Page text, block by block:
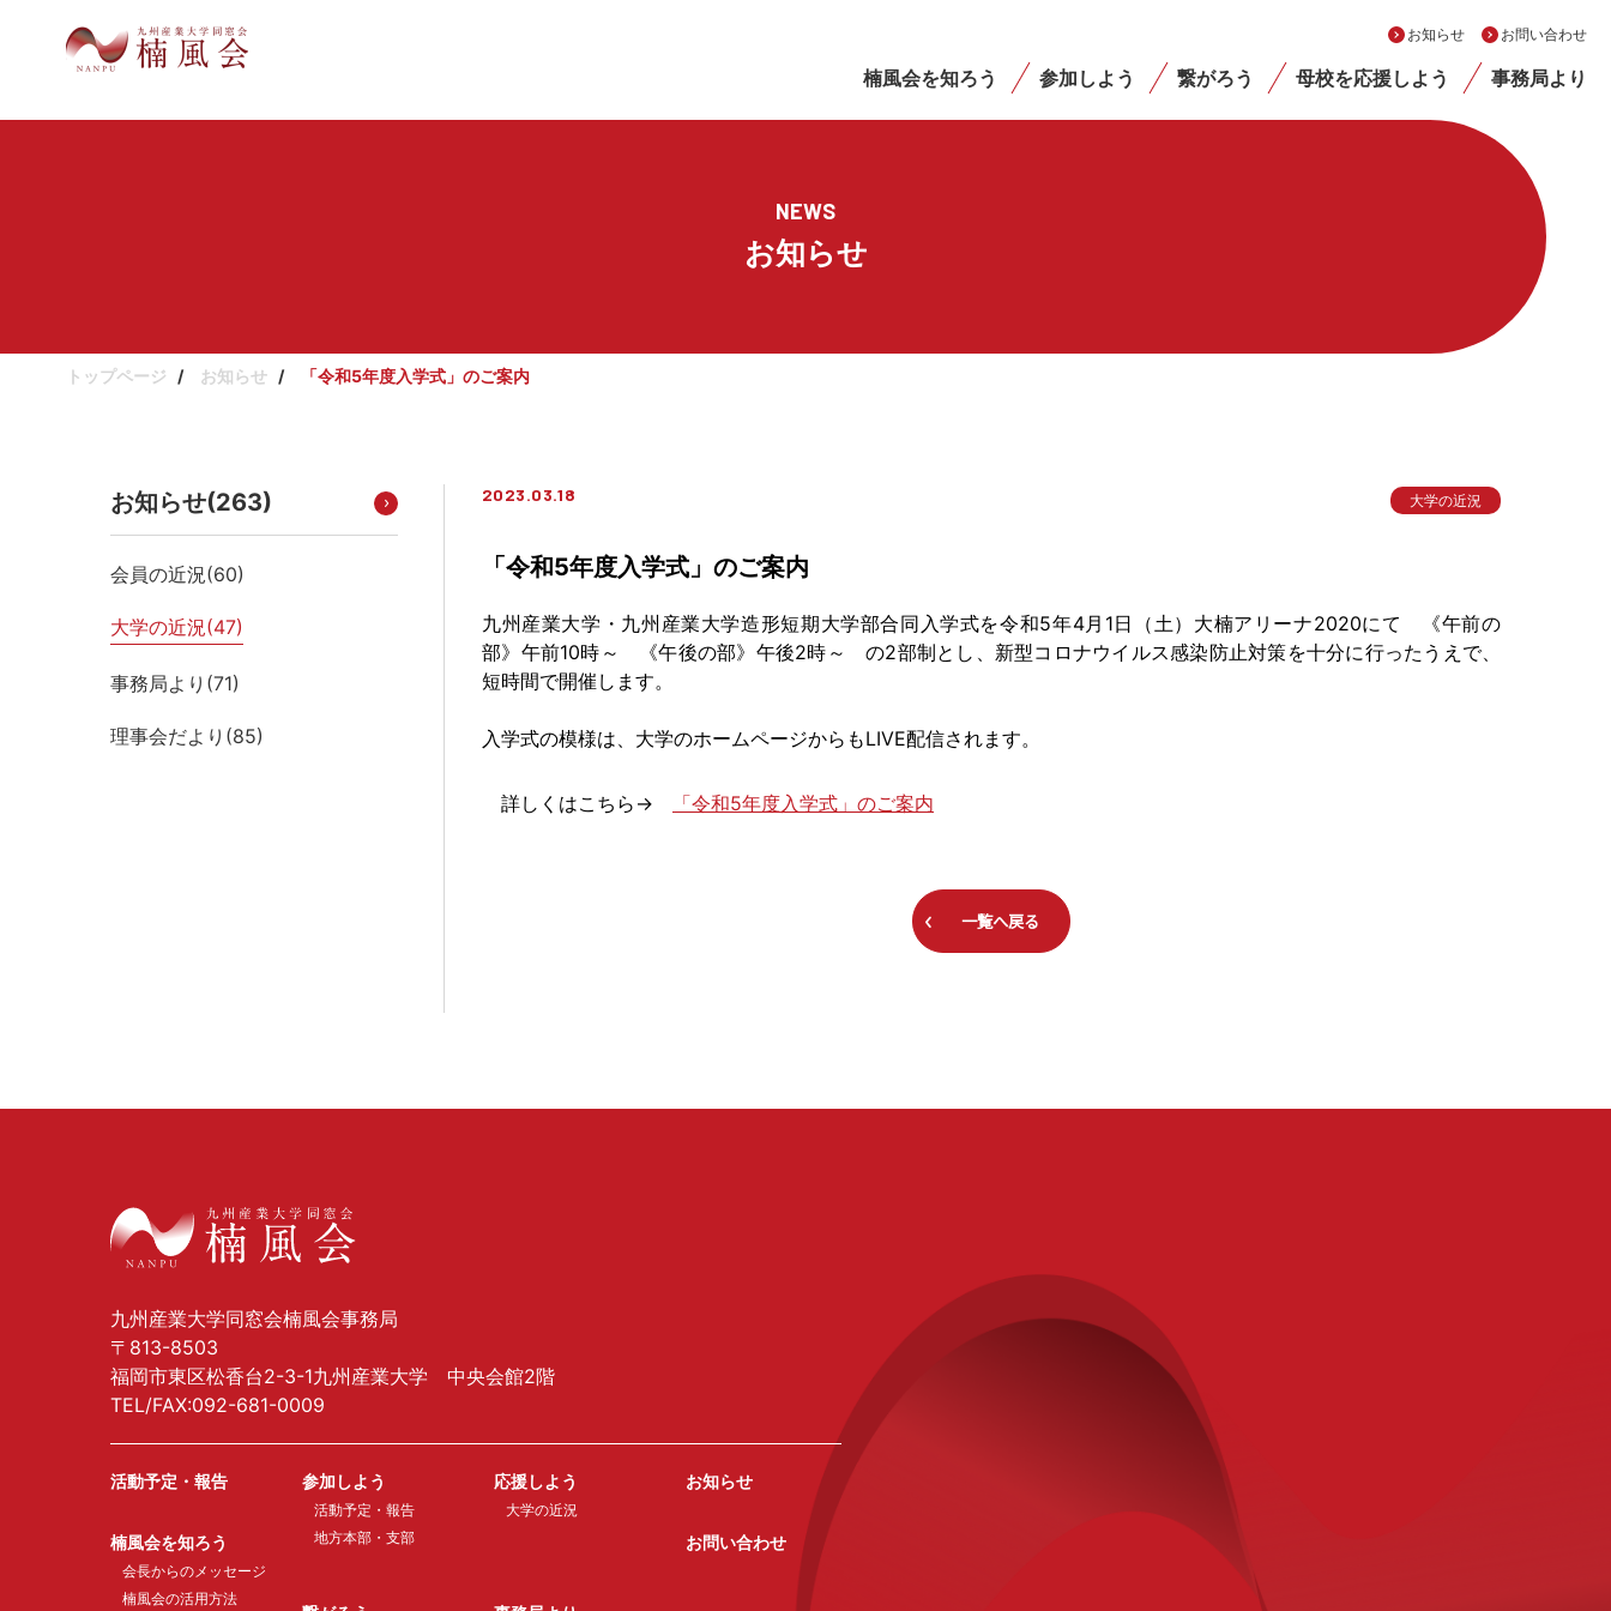
お知らせ お問い合わせ
楠風会を知ろう 参加しよう 繋がろう 母校を応援しよう 事務局より
NEWS
お知らせ
トップページ お知らせ 「令和5年度入学式」のご案内
お知らせ(263)
会員の近況(60)
大学の近況(47)
事務局より(71)
理事会だより(85)
2023.03.18 大学の近況
「令和5年度入学式」のご案内
九州産業大学・九州産業大学造形短期大学部合同入学式を令和5年4月1日（土）大楠アリーナ2020にて 《午前の
部》午前10時～ 《午後の部》午後2時～ の2部制とし、新型コロナウイルス感染防止対策を十分に行ったうえで、
短時間で開催します。
入学式の模様は、大学のホームページからもLIVE配信されます。
詳しくはこちら→ 「令和5年度入学式」のご案内
一覧へ戻る
九州産業大学同窓会楠風会事務局
〒813-8503
福岡市東区松香台2-3-1九州産業大学 中央会館2階
TEL/FAX:092-681-0009
活動予定・報告
楠風会を知ろう
会長からのメッセージ
楠風会の活用方法
参加しよう
活動予定・報告
地方本部・支部
応援しよう
大学の近況
お知らせ
お問い合わせ